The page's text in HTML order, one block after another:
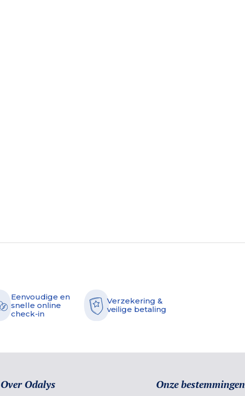
Eenvoudige en
snelle online
check-in
Verzekering &
veilige betaling
Over Odalys Onze bestemmingen